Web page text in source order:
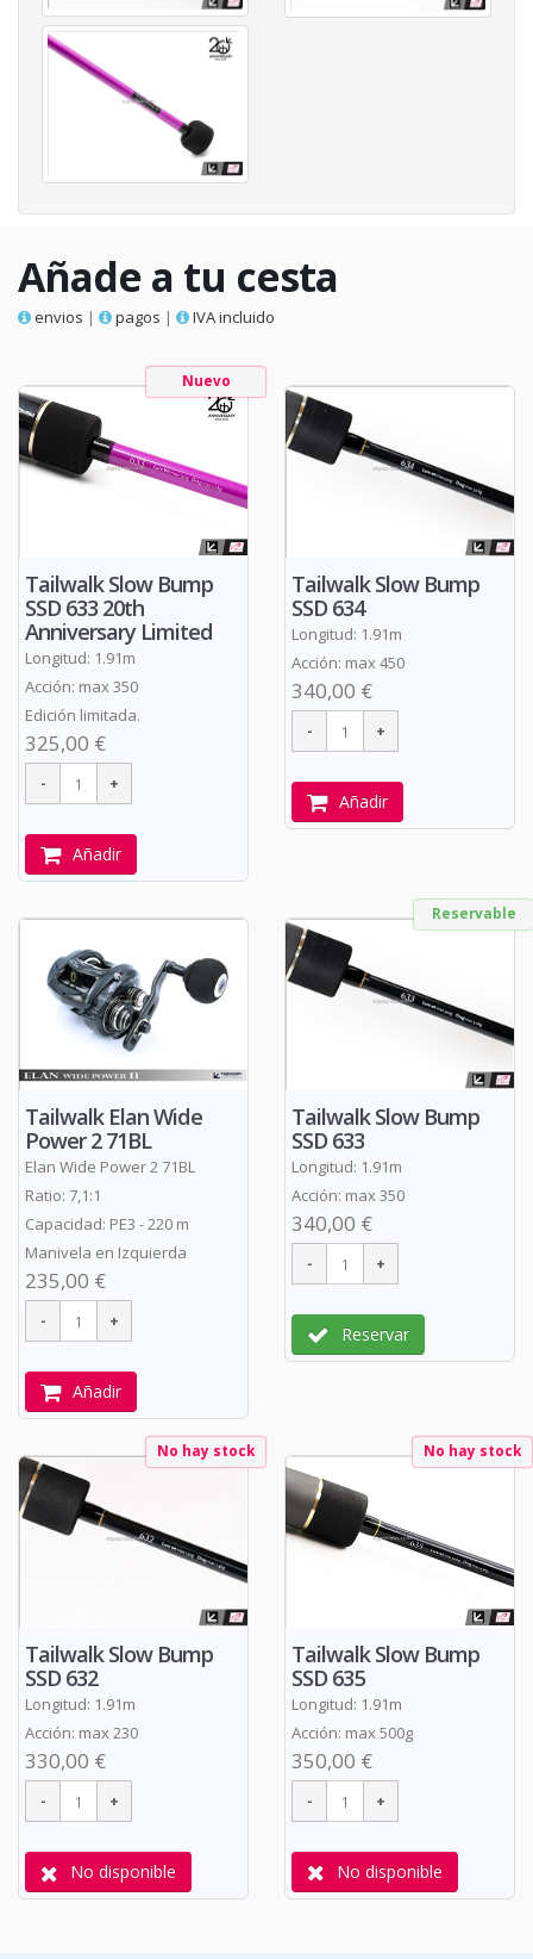
Añade a tu cesta
envios | pagos | IVA incluido
Nuevo
Tailwalk Slow Bump
SSD 633 20th
Anniversary Limited
Longitud: 1.91m
Acción: max 350
Edición limitada.
325,00 €
Añadir
Tailwalk Slow Bump
SSD 634
Longitud: 1.91m
Acción: max 450
340,00 €
Añadir
Tailwalk Elan Wide
Power 2 71BL
Elan Wide Power 2 71BL
Ratio: 7,1:1
Capacidad: PE3 - 220 m
Manivela en Izquierda
235,00 €
Añadir
Reservable
Tailwalk Slow Bump
SSD 633
Longitud: 1.91m
Acción: max 350
340,00 €
Reservar
No hay stock
Tailwalk Slow Bump
SSD 632
Longitud: 1.91m
Acción: max 230
330,00 €
No disponible
No hay stock
Tailwalk Slow Bump
SSD 635
Longitud: 1.91m
Acción: max 500g
350,00 €
No disponible